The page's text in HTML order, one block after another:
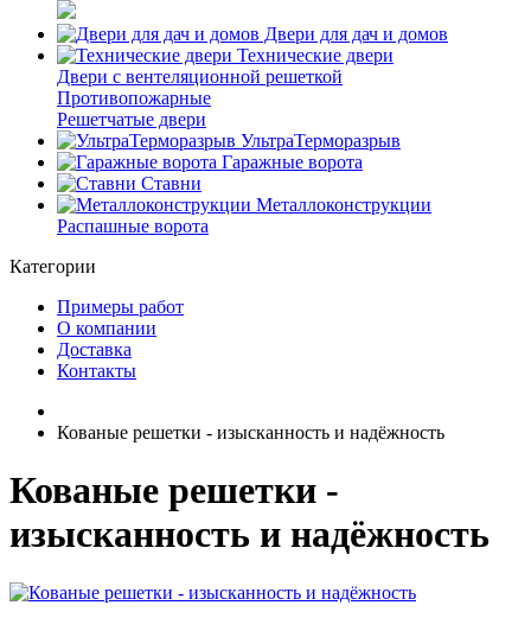
Двери для дач и домов
Технические двери
Двери с вентеляционной решеткой
Противопожарные
Решетчатые двери
УльтраТерморазрыв
Гаражные ворота
Ставни
Металлоконструкции
Распашные ворота
Категории
Примеры работ
О компании
Доставка
Контакты
Кованые решетки - изысканность и надёжность
Кованые решетки -
изысканность и надёжность